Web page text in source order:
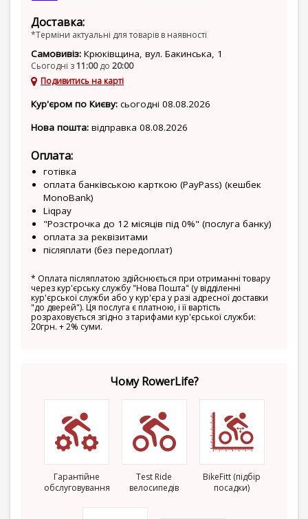
Доставка:
*Терміни актуальні для товарів в наявності
Самовивіз: Крюківщина, вул. Бакинська, 1
Сьогодні з11:00до 20:00
Подивитись на карті
Кур'єром по Києву: сьогодні 08.08.2026
Нова пошта: відправка 08.08.2026
Оплата:
готівка
оплата банківською карткою (PayPass) (кешбек
MonoBank)
Liqpay
"Розстрочка до 12 місяців під 0%" (послуга банку)
оплата за реквізитами
післяплати (без передоплат)
* Оплата післяплатою здійснюється при отриманні товару
через кур'єрську службу "Нова Пошта" (у відділенні
кур'єрської служби або у кур'єра у разі адресної доставки
"до дверей"). Ця послуга є платною, і її вартість
розраховується згідно з тарифами кур'єрської служби:
20грн. + 2% суми.
Чому RowerLife?
Гарантійне
обслуговування
Test Ride
велосипедів
BikeFitt (підбір
посадки)